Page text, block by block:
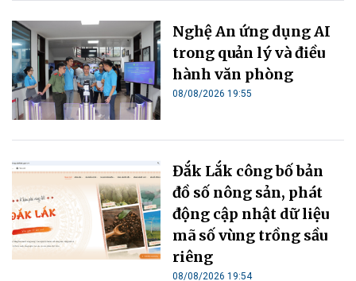
Nghệ An ứng dụng AI
trong quản lý và điều
hành văn phòng
08/08/2026 19:55
Đắk Lắk công bố bản
đồ số nông sản, phát
động cập nhật dữ liệu
mã số vùng trồng sầu
riêng
08/08/2026 19:54